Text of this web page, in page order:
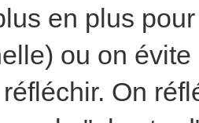
en plus
ou on
On